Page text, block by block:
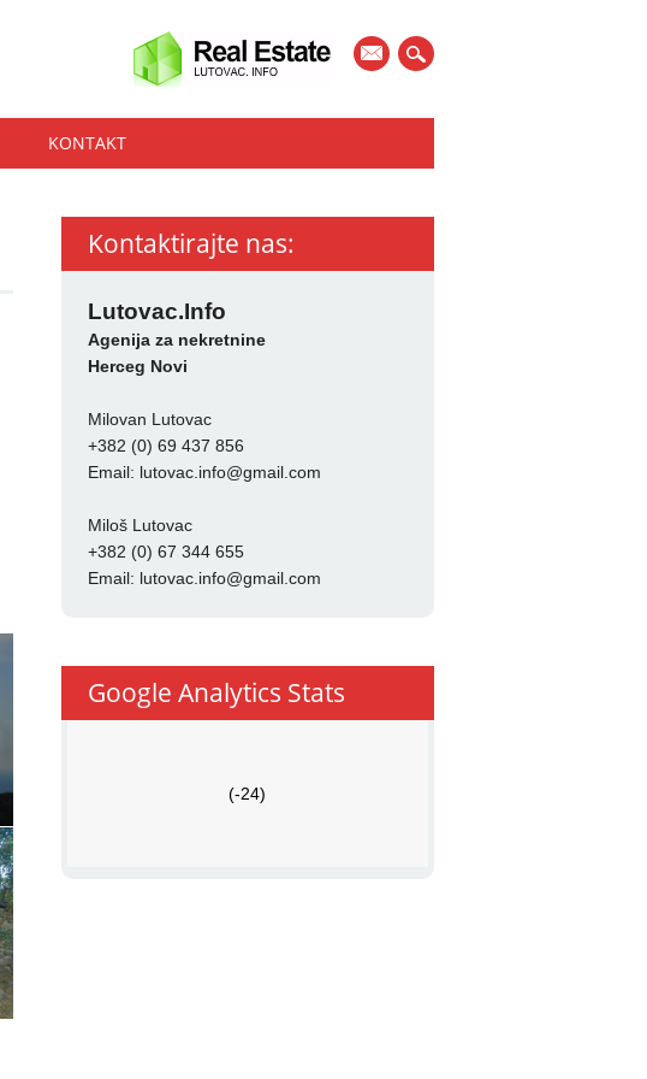
mail
KONTAKT
Kontaktirajte nas:
Lutovac.Info
Agenija za nekretnine
Herceg Novi
Milovan Lutovac
+382 (0) 69 437 856
Email: lutovac.info@gmail.com
Miloš Lutovac
+382 (0) 67 344 655
Email: lutovac.info@gmail.com
Google Analytics Stats
(-24)